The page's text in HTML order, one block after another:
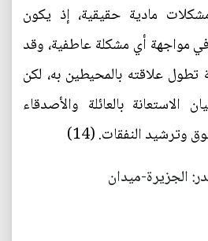
مادية حقيقية، إذ يكون
مواجهة أي مشكلة عاطفية، وقد
تطول علاقته بالمحيطين به، لكن
بالعائلة والأصدقاء
وترشيد النفقات. (14)
الجزيرة-ميدان